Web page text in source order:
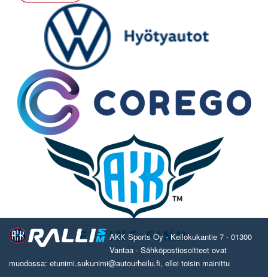
AKK Sports Oy - Kellokukantie 7 - 01300
Vantaa - Sähköpostiosoitteet ovat
muodossa: etunimi.sukunimi@autourheilu.fi, ellei toisin mainittu